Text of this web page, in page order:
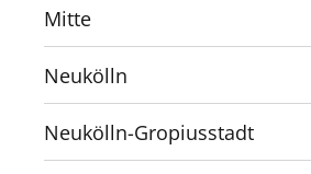
Mitte
Neukölln
Neukölln-Gropiusstadt